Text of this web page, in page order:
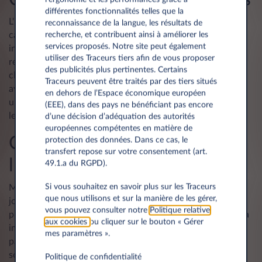
L'humidité peut s'accumuler dans les réservoirs de
carburant partiellement vides. Si votre véhicule reste
inutilisé pendant un mois ou plus, il est préférable de
remplir le réservoir à ras bord. En fonction des conditions
climatiques, l'huile moteur peut également se détériorer
avec le temps dans les véhicules inutilisés. C'est pourquoi,
une fois que le véhicule a repris la route, il est conseillé de
le faire vérifier pour s'assurer que l'huile n'a pas bouilli.
Conseil n°5 : Maintenir
l'intérieur propre et frais
Même si votre véhicule n'est laissé inutilisé que quelques
jours, il est essentiel de veiller à ce que l'intérieur soit
propre et rangé pour éviter que l'air ne devienne vicié. Cela
implique de se débarrasser de tous les déchets et en
particulier d'enlever les tapis de sol mouillés ou d'autres
sources d'humidité qui pourraient s'infiltrer dans l'air
différentes fonctionnalités telles que la
reconnaissance de la langue, les résultats de
recherche, et contribuent ainsi à améliorer les
services proposés. Notre site peut également
utiliser des Traceurs tiers afin de vous proposer
des publicités plus pertinentes. Certains
Traceurs peuvent être traités par des tiers situés
en dehors de l’Espace économique européen
(EEE), dans des pays ne bénéficiant pas encore
d’une décision d’adéquation des autorités
européennes compétentes en matière de
protection des données. Dans ce cas, le
transfert repose sur votre consentement (art.
49.1.a du RGPD).
Si vous souhaitez en savoir plus sur les Traceurs
que nous utilisons et sur la manière de les gérer,
vous pouvez consulter notre Politique relative
aux cookies ou cliquer sur le bouton « Gérer
mes paramètres ».
Politique de confidentialité